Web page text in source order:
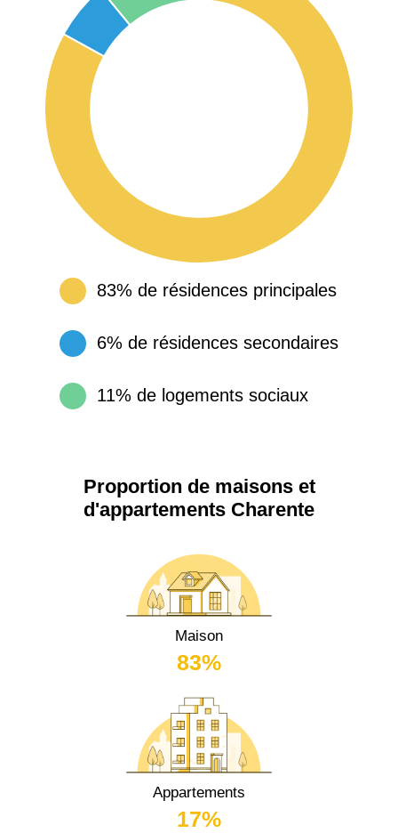
83% de résidences principales
6% de résidences secondaires
11% de logements sociaux
Proportion de maisons et
d'appartements Charente
Maison
83%
Appartements
17%